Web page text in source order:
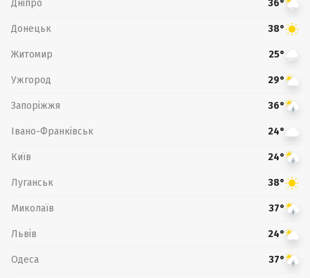
Дніпро 36°
Донецьк 38°
Житомир 25°
Ужгород 29°
Запоріжжя 36°
Івано-Франківськ 24°
Київ 24°
Луганськ 38°
Миколаїв 37°
Львів 24°
Одеса 37°